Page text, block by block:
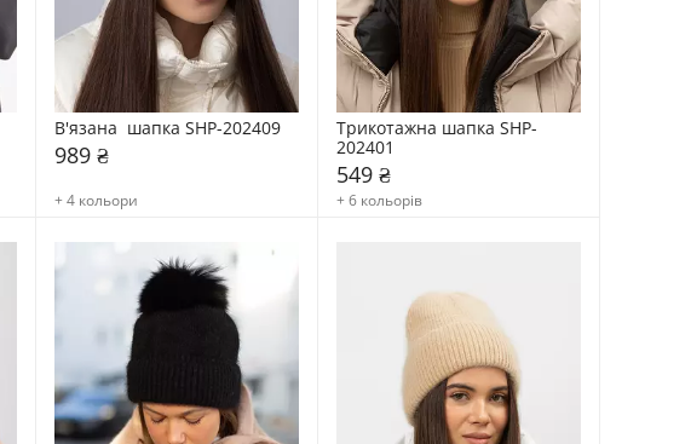
В'язана  шапка SHP-202409
989 ₴
+ 4 кольори
Трикотажна шапка SHP-
202401
549 ₴
+ 6 кольорів